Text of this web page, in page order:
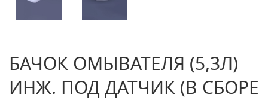
БАЧОК ОМЫВАТЕЛЯ (5,3Л)
ИНЖ. ПОД ДАТЧИК (В СБОРЕ